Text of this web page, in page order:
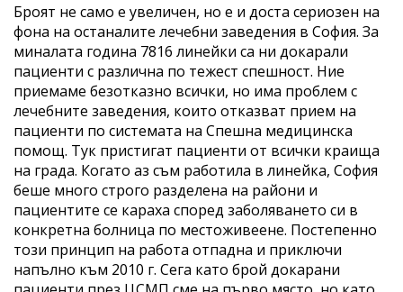
Броят не само е увеличен, но е и доста сериозен на
фона на останалите лечебни заведения в София. За
миналата година 7816 линейки са ни докарали
пациенти с различна по тежест спешност. Ние
приемаме безотказно всички, но има проблем с
лечебните заведения, които отказват прием на
пациенти по системата на Спешна медицинска
помощ. Тук пристигат пациенти от всички краища
на града. Когато аз съм работила в линейка, София
беше много строго разделена на райони и
пациентите се караха според заболяването си в
конкретна болница по местоживеене. Постепенно
този принцип на работа отпадна и приключи
напълно към 2010 г. Сега като брой докарани